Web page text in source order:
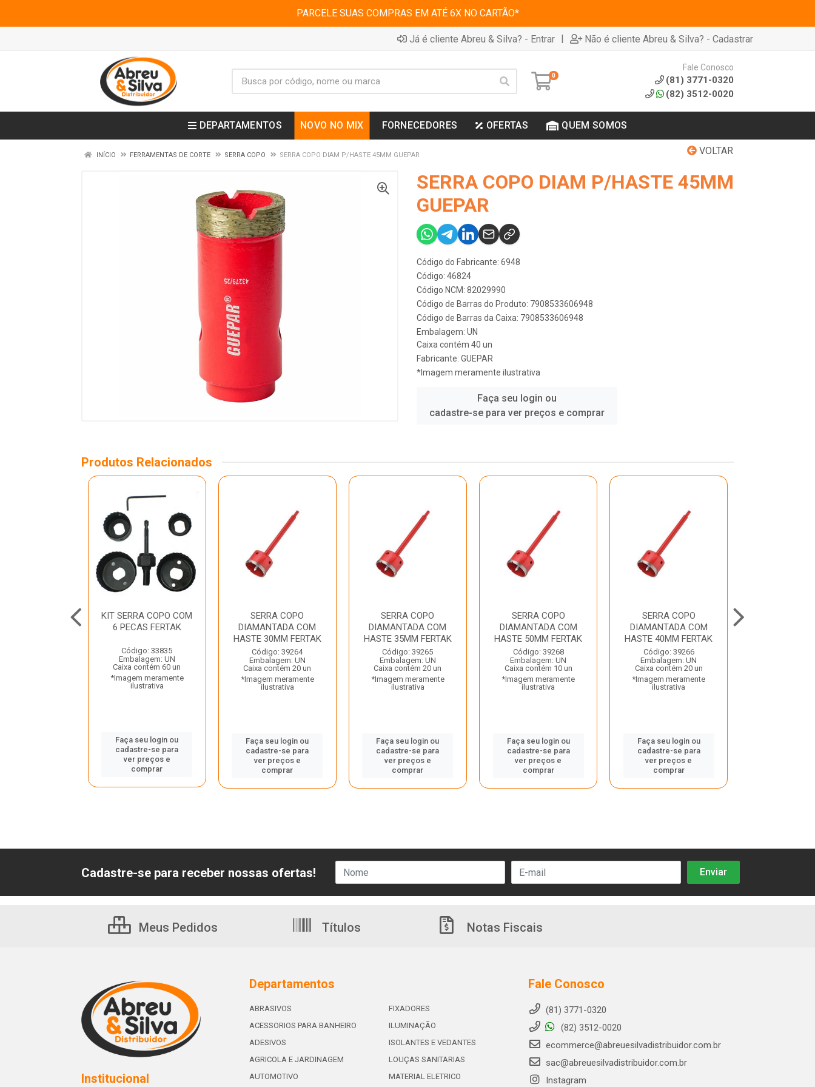
PARCELE SUAS COMPRAS EM ATÉ 6X NO CARTÃO*
Já é cliente Abreu & Silva? - Entrar | Não é cliente Abreu & Silva? - Cadastrar
0
Fale Conosco
(81) 3771-0320
(82) 3512-0020
DEPARTAMENTOS NOVO NO MIX FORNECEDORES OFERTAS QUEM SOMOS
VOLTAR
INÍCIO FERRAMENTAS DE CORTE SERRA COPO SERRA COPO DIAM P/HASTE 45MM GUEPAR
SERRA COPO DIAM P/HASTE 45MM
GUEPAR
Código do Fabricante: 6948
Código: 46824
Código NCM: 82029990
Código de Barras do Produto: 7908533606948
Código de Barras da Caixa: 7908533606948
Embalagem: UN
Caixa contém 40 un
Fabricante: GUEPAR
*Imagem meramente ilustrativa
Faça seu login ou
cadastre-se para ver preços e comprar
Produtos Relacionados
KIT SERRA COPO COM
6 PECAS FERTAK
Código: 33835
Embalagem: UN
Caixa contém 60 un
*Imagem meramente
ilustrativa
Faça seu login ou
cadastre-se para
ver preços e
comprar
SERRA COPO
DIAMANTADA COM
HASTE 30MM FERTAK
Código: 39264
Embalagem: UN
Caixa contém 20 un
*Imagem meramente
ilustrativa
Faça seu login ou
cadastre-se para
ver preços e
comprar
SERRA COPO
DIAMANTADA COM
HASTE 35MM FERTAK
Código: 39265
Embalagem: UN
Caixa contém 20 un
*Imagem meramente
ilustrativa
Faça seu login ou
cadastre-se para
ver preços e
comprar
SERRA COPO
DIAMANTADA COM
HASTE 50MM FERTAK
Código: 39268
Embalagem: UN
Caixa contém 10 un
*Imagem meramente
ilustrativa
Faça seu login ou
cadastre-se para
ver preços e
comprar
SERRA COPO
DIAMANTADA COM
HASTE 40MM FERTAK
Código: 39266
Embalagem: UN
Caixa contém 20 un
*Imagem meramente
ilustrativa
Faça seu login ou
cadastre-se para
ver preços e
comprar
Cadastre-se para receber nossas ofertas!
Meus Pedidos Títulos Notas Fiscais
Institucional
Departamentos
ABRASIVOS
ACESSORIOS PARA BANHEIRO
ADESIVOS
AGRICOLA E JARDINAGEM
AUTOMOTIVO
FIXADORES
ILUMINAÇÃO
ISOLANTES E VEDANTES
LOUÇAS SANITARIAS
MATERIAL ELETRICO
Fale Conosco
(81) 3771-0320
(82) 3512-0020
ecommerce@abreuesilvadistribuidor.com.br
sac@abreuesilvadistribuidor.com.br
Instagram